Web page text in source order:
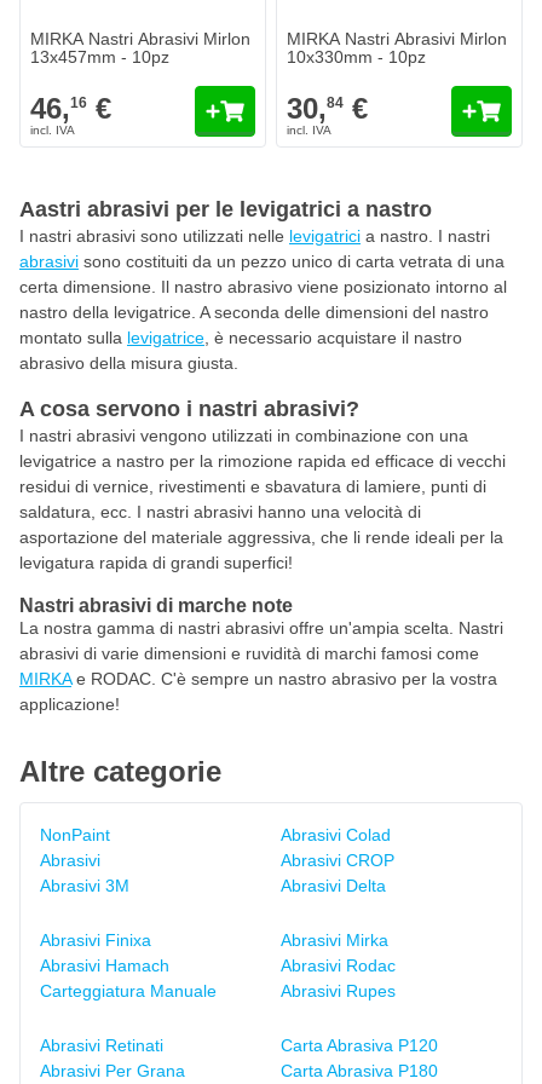
MIRKA Nastri Abrasivi Mirlon
13x457mm - 10pz
46,16 €
MIRKA Nastri Abrasivi Mirlon
10x330mm - 10pz
30,84 €
Aastri abrasivi per le levigatrici a nastro
I nastri abrasivi sono utilizzati nelle levigatrici a nastro. I nastri
abrasivi sono costituiti da un pezzo unico di carta vetrata di una
certa dimensione. Il nastro abrasivo viene posizionato intorno al
nastro della levigatrice. A seconda delle dimensioni del nastro
montato sulla levigatrice , è necessario acquistare il nastro
abrasivo della misura giusta.
A cosa servono i nastri abrasivi?
I nastri abrasivi vengono utilizzati in combinazione con una
levigatrice a nastro per la rimozione rapida ed efficace di vecchi
residui di vernice, rivestimenti e sbavatura di lamiere, punti di
saldatura, ecc. I nastri abrasivi hanno una velocità di
asportazione del materiale aggressiva, che li rende ideali per la
levigatura rapida di grandi superfici!
Nastri abrasivi di marche note
La nostra gamma di nastri abrasivi offre un'ampia scelta. Nastri
abrasivi di varie dimensioni e ruvidità di marchi famosi come
MIRKAe RODAC. C'è sempre un nastro abrasivo per la vostra
applicazione!
Altre categorie
NonPaint
Abrasivi
Abrasivi 3M
Abrasivi Colad
Abrasivi CROP
Abrasivi Delta
Abrasivi Finixa
Abrasivi Hamach
Carteggiatura Manuale
Abrasivi Mirka
Abrasivi Rodac
Abrasivi Rupes
Abrasivi Retinati
Abrasivi Per Grana
Carta Abrasiva P120
Carta Abrasiva P180